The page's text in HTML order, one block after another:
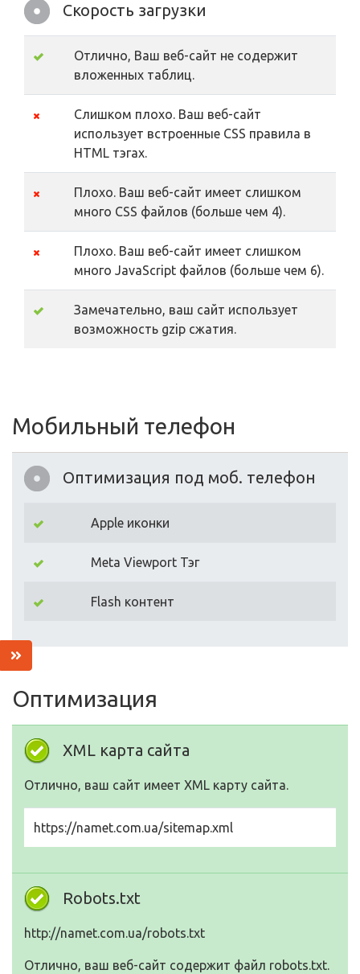
Скорость загрузки
Отлично, Ваш веб-сайт не содержит
вложенных таблиц.
Слишком плохо. Ваш веб-сайт
использует встроенные CSS правила в
HTML тэгах.
Плохо. Ваш веб-сайт имеет слишком
много CSS файлов (больше чем 4).
Плохо. Ваш веб-сайт имеет слишком
много JavaScript файлов (больше чем 6).
Замечательно, ваш сайт использует
возможность gzip сжатия.
Мобильный телефон
Оптимизация под моб. телефон
Apple иконки
Meta Viewport Тэг
Flash контент
Оптимизация
XML карта сайта
Отлично, ваш сайт имеет XML карту сайта.
https://namet.com.ua/sitemap.xml
Robots.txt
http://namet.com.ua/robots.txt
Отлично, ваш веб-сайт содержит файл robots.txt.